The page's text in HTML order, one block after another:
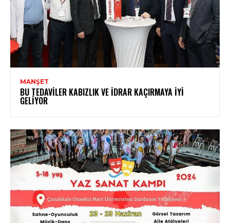
MANŞET
BU TEDAVILER KABIZLIK VE İDRAR KAÇIRMAYA İYI
GELIYOR